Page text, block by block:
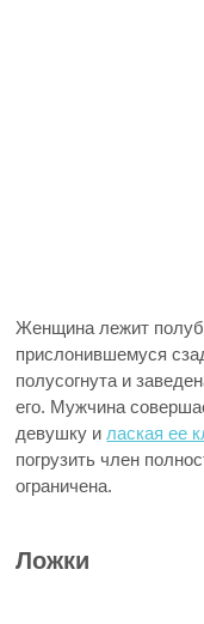
Женщина лежит
прислонившемуся
полусогнута и
его. Мужчина
девушку и лаская ее
погрузить член
ограничена.
Ложки